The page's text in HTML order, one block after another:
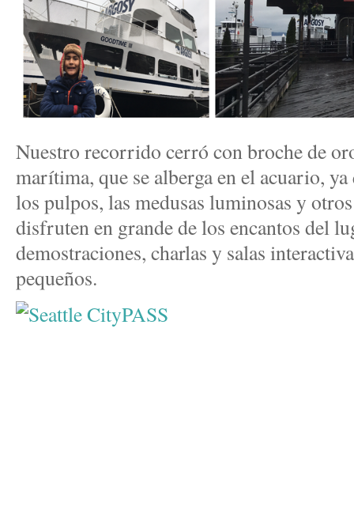
Nuestro recorrido cerró con broche de
marítima, que se alberga en el acuario,
los pulpos, las medusas luminosas y
disfruten en grande de los encantos del
demostraciones, charlas y salas
pequeños.